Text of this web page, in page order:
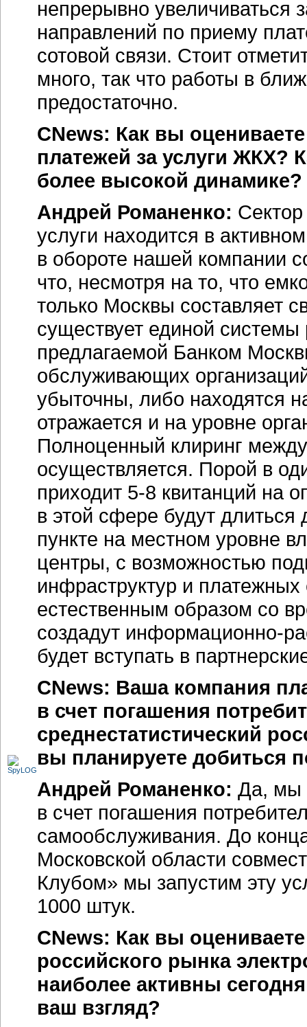
непрерывно увеличиваться
направлений по приему
сотовой связи. Стоит
много, так что работы в
предостаточно.
CNews: Как вы
платежей за услуги ЖКХ?
более высокой динамике?
Андрей Романенко:
услуги находится в
в обороте нашей компании
что, несмотря на то, что
только Москвы составляет
существует единой
предлагаемой Банком
обслуживающих
убыточны, либо находятся
отражается и на уровне
Полноценный клиринг
осуществляется. Порой в
приходит 5-8 квитанций на
в этой сфере будут
пункте на местном уровне
центры, с возможностью
инфраструктур и
естественным образом со
создадут информационно-
будет вступать в
CNews: Ваша компания
в счет погашения
среднестатистический
вы планируете добиться
Андрей Романенко: Да, мы
в счет погашения
самообслуживания. До
Московской области
Клубом» мы запустим эту
1000 штук.
CNews: Как вы
российского рынка
наиболее активны
ваш взгляд?